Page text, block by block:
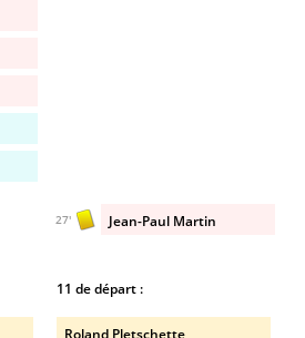
Jean-Paul Martin
27'
11 de départ :
Roland Pletschette